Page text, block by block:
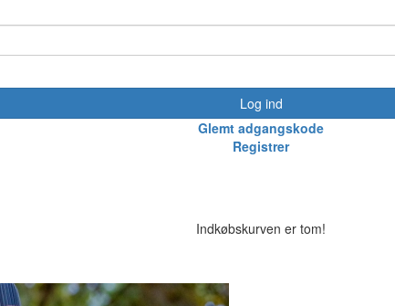
Log ind
Glemt adgangskode
Registrer
Indkøbskurven er tom!